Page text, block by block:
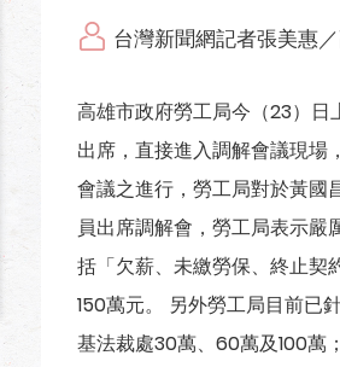
台灣新聞網記者張美惠
高雄市政府勞工局今（23）
出席，直接進入調解會議現場
會議之進行，勞工局對於黃國
員出席調解會，勞工局表示
括「欠薪、未繳勞保、終止契
150萬元。 另外勞工局目前已
基法裁處30萬、60萬及100萬